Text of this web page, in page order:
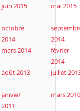
juin 2015 mai 2015
octobre
2014
2014
mars 2014
février
2014
août 2013 juillet
janvier
2011
mars 2010